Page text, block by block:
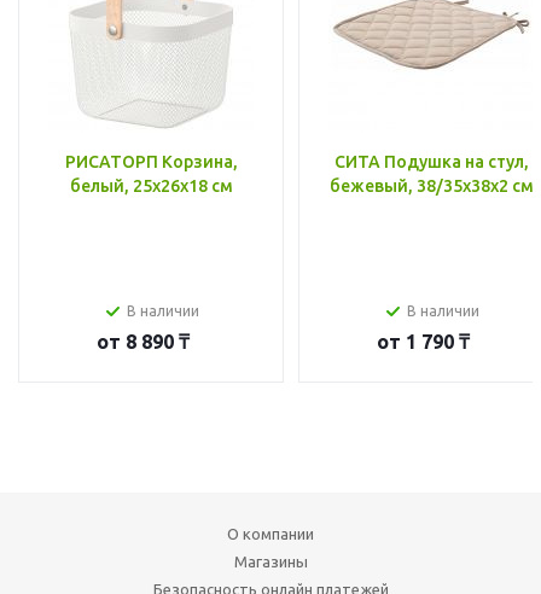
РИСАТОРП Корзина,
белый, 25x26x18 см
В наличии
от 8 890 ₸
СИТА Подушка на стул,
бежевый, 38/35x38x2 см
В наличии
от 1 790 ₸
О компании
Магазины
Безопасность онлайн платежей